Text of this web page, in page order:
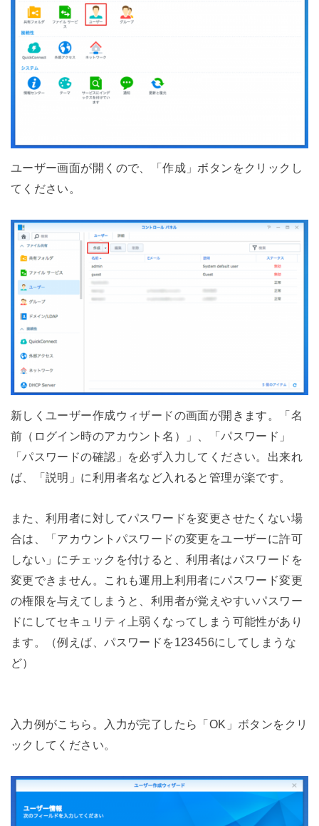
ユーザー画面が開くので、「作成」ボタンをクリックし
てください。
新しくユーザー作成ウィザードの画面が開きます。「名
前（ログイン時のアカウント名）」、「パスワード」
「パスワードの確認」を必ず入力してください。出来れ
ば、「説明」に利用者名など入れると管理が楽です。
また、利用者に対してパスワードを変更させたくない場
合は、「アカウントパスワードの変更をユーザーに許可
しない」にチェックを付けると、利用者はパスワードを
変更できません。これも運用上利用者にパスワード変更
の権限を与えてしまうと、利用者が覚えやすいパスワー
ドにしてセキュリティ上弱くなってしまう可能性があり
ます。（例えば、パスワードを123456にしてしまうな
ど）
入力例がこちら。入力が完了したら「OK」ボタンをクリ
ックしてください。